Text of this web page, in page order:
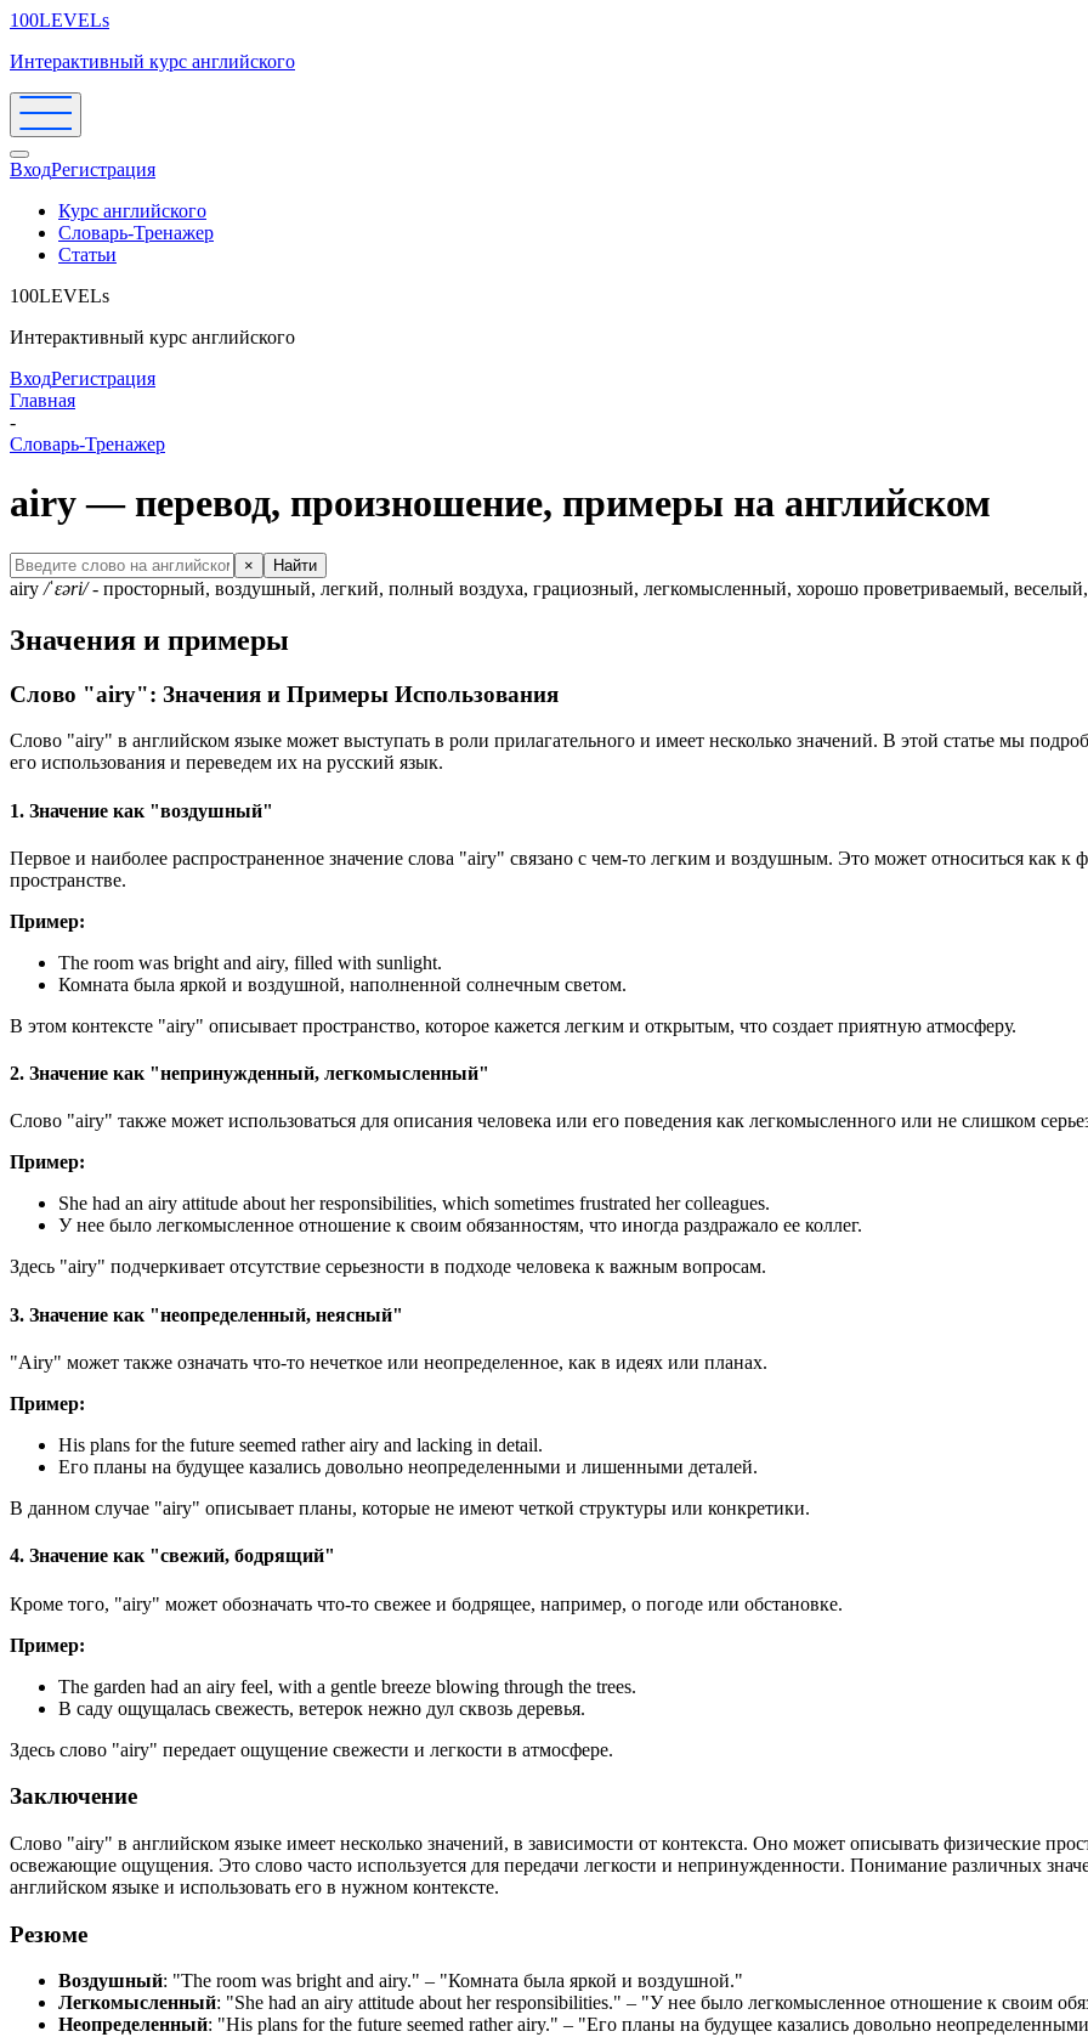
100LEVELs
Интерактивный курс английского
ВходРегистрация
Курс английского
Словарь-Тренажер
Статьи
100LEVELs
Интерактивный курс английского
ВходРегистрация
Главная
-
Словарь-Тренажер
airy — перевод, произношение, примеры на английском
× Найти
airy /ˈɛəri/- просторный, воздушный, легкий, полный воздуха, грациозный, легкомысленный, хорошо проветриваемый,
Значения и примеры
Слово "airy": Значения и Примеры Использования
Слово "airy" в английском языке может выступать в роли прилагательного и имеет несколько значений. В этой статье мы
его использования и переведем их на русский язык.
1. Значение как "воздушный"
Первое и наиболее распространенное значение слова "airy" связано с чем-то легким и воздушным. Это может относиться как
пространстве.
Пример:
The room was bright and airy, filled with sunlight.
Комната была яркой и воздушной, наполненной солнечным светом.
В этом контексте "airy" описывает пространство, которое кажется легким и открытым, что создает приятную атмосферу.
2. Значение как "непринужденный, легкомысленный"
Слово "airy" также может использоваться для описания человека или его поведения как легкомысленного или не слишком
Пример:
She had an airy attitude about her responsibilities, which sometimes frustrated her colleagues.
У нее было легкомысленное отношение к своим обязанностям, что иногда раздражало ее коллег.
Здесь "airy" подчеркивает отсутствие серьезности в подходе человека к важным вопросам.
3. Значение как "неопределенный, неясный"
"Airy" может также означать что-то нечеткое или неопределенное, как в идеях или планах.
Пример:
His plans for the future seemed rather airy and lacking in detail.
Его планы на будущее казались довольно неопределенными и лишенными деталей.
В данном случае "airy" описывает планы, которые не имеют четкой структуры или конкретики.
4. Значение как "свежий, бодрящий"
Кроме того, "airy" может обозначать что-то свежее и бодрящее, например, о погоде или обстановке.
Пример:
The garden had an airy feel, with a gentle breeze blowing through the trees.
В саду ощущалась свежесть, ветерок нежно дул сквозь деревья.
Здесь слово "airy" передает ощущение свежести и легкости в атмосфере.
Заключение
Слово "airy" в английском языке имеет несколько значений, в зависимости от контекста. Оно может описывать физические
освежающие ощущения. Это слово часто используется для передачи легкости и непринужденности. Понимание различных
английском языке и использовать его в нужном контексте.
Резюме
Воздушный: "The room was bright and airy." – "Комната была яркой и воздушной."
Легкомысленный: "She had an airy attitude about her responsibilities." – "У нее было легкомысленное отношение к своим
Неопределенный: "His plans for the future seemed rather airy." – "Его планы на будущее казались довольно